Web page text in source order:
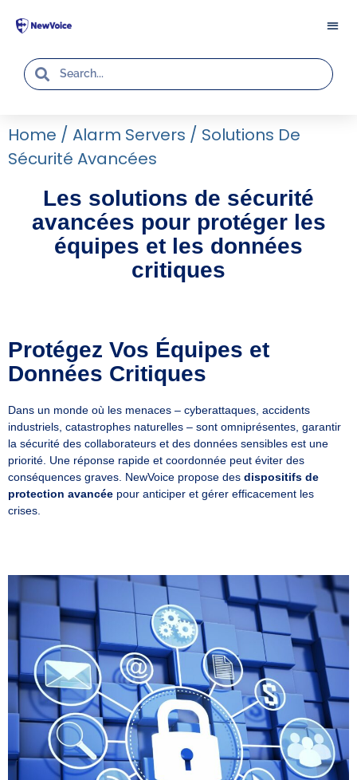
Home / Alarm Servers / Solutions De
Sécurité Avancées
Les solutions de sécurité
avancées pour protéger les
équipes et les données
critiques
Protégez Vos Équipes et
Données Critiques
Dans un monde où les menaces – cyberattaques, accidents
industriels, catastrophes naturelles – sont omniprésentes, garantir
la sécurité des collaborateurs et des données sensibles est une
priorité. Une réponse rapide et coordonnée peut éviter des
conséquences graves. NewVoice propose des dispositifs de
protection avancée pour anticiper et gérer efficacement les
crises.